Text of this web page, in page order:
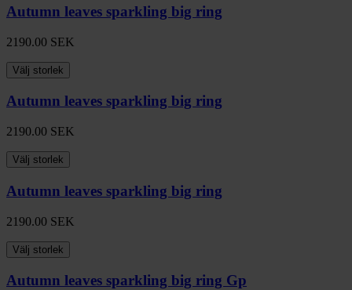
Autumn leaves sparkling big ring
2190.00 SEK
Välj storlek
Autumn leaves sparkling big ring
2190.00 SEK
Välj storlek
Autumn leaves sparkling big ring
2190.00 SEK
Välj storlek
Autumn leaves sparkling big ring Gp